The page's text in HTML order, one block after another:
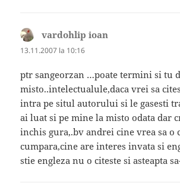
vardohlip ioan
13.11.2007 la 10:16
ptr sangeorzan …poate termini si tu
misto..intelectualule,daca vrei sa
intra pe situl autorului si le gasesti
ai luat si pe mine la misto odata dar
inchis gura,.bv andrei cine vrea sa o
cumpara,cine are interes invata si
stie engleza nu o citeste si asteapta